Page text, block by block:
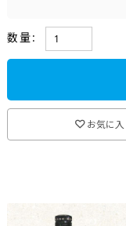
数量:
お気に入